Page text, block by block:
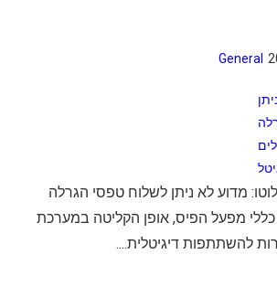
General
מדוע לא ניתן לשלוח טפסי הגרלה
מפעל הפיס, אופן הקליטה במערכת
להשתתפות דיגיטלית....